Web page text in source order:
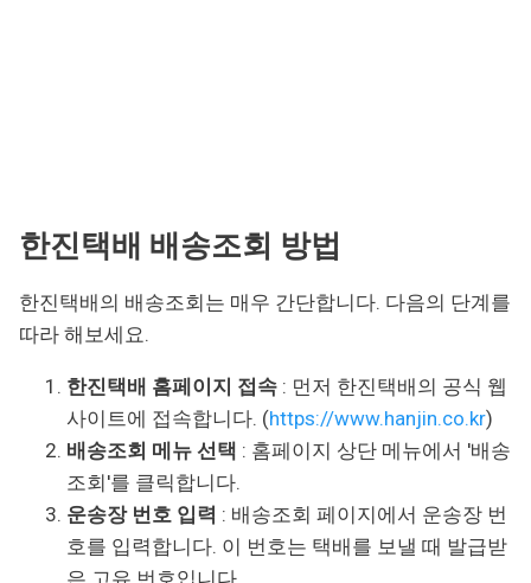
한진택배 배송조회 방법
한진택배의 배송조회는 매우 간단합니다. 다음의 단계를
따라 해보세요.
한진택배 홈페이지 접속 : 먼저 한진택배의 공식 웹
사이트에 접속합니다. (https://www.hanjin.co.kr)
배송조회 메뉴 선택 : 홈페이지 상단 메뉴에서 '배송
조회'를 클릭합니다.
운송장 번호 입력 : 배송조회 페이지에서 운송장 번
호를 입력합니다. 이 번호는 택배를 보낼 때 발급받